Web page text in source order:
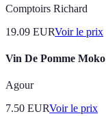
Comptoirs Richard
19.09 EURVoir le prix
Vin De Pomme
Agour
7.50 EURVoir le prix